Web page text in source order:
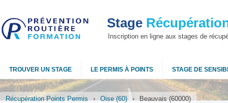
Stage
Inscription en ligne aux stages de
TROUVER UN STAGE LE PERMIS À POINTS STAGE DE
Récupération Points Permis › Oise (60) › Beauvais (60000)